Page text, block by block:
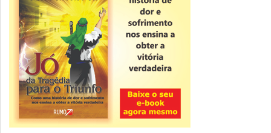
Novidade
CNPJ alfanumérico começa a ser emitido
nesta sexta
ver todas »